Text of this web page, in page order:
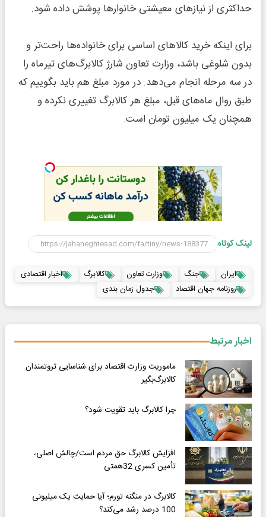
حداکثری از نیازهای معیشتی خانوارها پوشش داده شود.
برای اینکه خرید کالاهای اساسی برای خانواده‌ها راحت‌تر و
بدون شلوغی باشد، وزارت تعاون شارژ کالابرگ‌های تیرماه را
در سه مرحله انجام می‌دهد. در مورد مبلغ هم باید بگوییم که
طبق روال ماه‌های قبل، مبلغ هر کالابرگ تغییری نکرده و
همچنان یک میلیون تومان است.
لینک کوتاه
ایران جنگ وزارت تعاون کالابرگ
اخبار اقتصادی
روزنامه جهان اقتصاد
جدول زمان بندی
اخبار مرتبط
ماموریت وزارت اقتصاد برای شناسایی ثروتمندان
کالابرگ‌بگیر
چرا کالابرگ باید تقویت شود؟
افزایش کالابرگ حق مردم است/چالش اصلی،
تأمین کسری 32همتی
کالابرگ در منگنه تورم؛ آیا حمایت یک میلیونی
100 درصد رشد می‌کند؟